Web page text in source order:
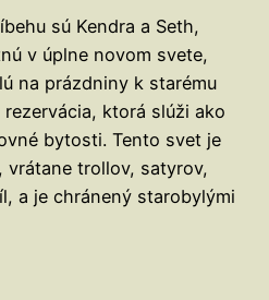
sú Kendra a Seth,
v úplne novom svete,
na prázdniny k starému
ktorá slúži ako
bytosti. Tento svet je
trollov, satyrov,
a je chránený starobylými